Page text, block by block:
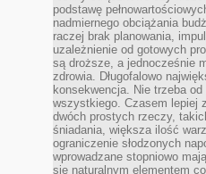
podstawę
nadmiernego obciążania
raczej brak planowania,
uzależnienie od gotowych
są droższe, a jednocześnie
zdrowia. Długofalowo
konsekwencja. Nie trzeba
wszystkiego. Czasem lepiej
dwóch prostych rzeczy,
śniadania, większa ilość
ograniczenie słodzonych
wprowadzane stopniowo
się naturalnym elementem